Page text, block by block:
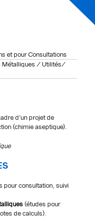
et pour Consultations
Métalliques / Utilités/
d’un projet de
(chimie aseptique).
pour consultation, suivi
(études pour
de calculs).